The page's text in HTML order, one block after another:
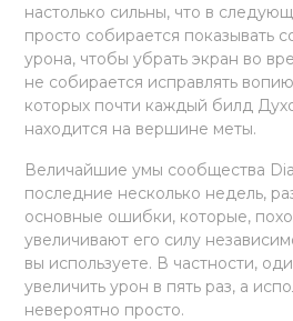
настолько сильны, что в
просто собирается показывать
урона, чтобы убрать экран во
не собирается исправлять
которых почти каждый билд
находится на вершине меты.
Величайшие умы сообщества
последние несколько недель,
основные ошибки, которые,
увеличивают его силу
вы используете. В частности,
увеличить урон в пять раз, а
невероятно просто.